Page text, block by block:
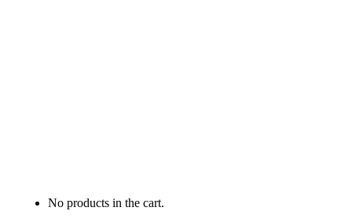
No products in the cart.